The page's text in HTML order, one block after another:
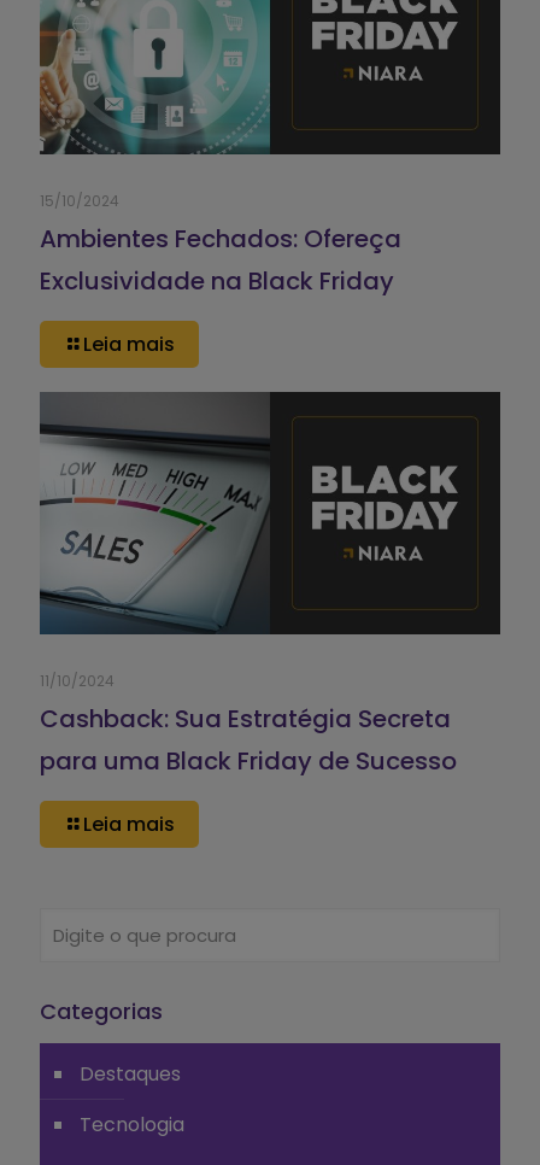
15/10/2024
Ambientes Fechados: Ofereça
Exclusividade na Black Friday
Leia mais
11/10/2024
Cashback: Sua Estratégia Secreta
para uma Black Friday de Sucesso
Leia mais
Categorias
Destaques
Tecnologia